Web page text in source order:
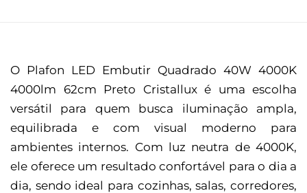
O Plafon LED Embutir Quadrado 40W 4000K
4000lm 62cm Preto Cristallux é uma escolha
versátil para quem busca iluminação ampla,
equilibrada e com visual moderno para
ambientes internos. Com luz neutra de 4000K,
ele oferece um resultado confortável para o dia a
dia, sendo ideal para cozinhas, salas, corredores,